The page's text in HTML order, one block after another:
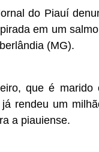
do Piauí
em um
(MG).
que é
rendeu um
a piauiense.